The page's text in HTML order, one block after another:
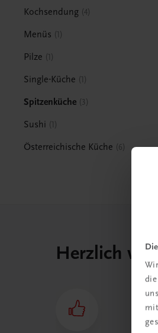
Kochsendung 4
Menüs 1
Pilze 1
Single-Küche 1
Spitzenküche 3
Sushi 1
Österreichische Küche 6
Herzlich